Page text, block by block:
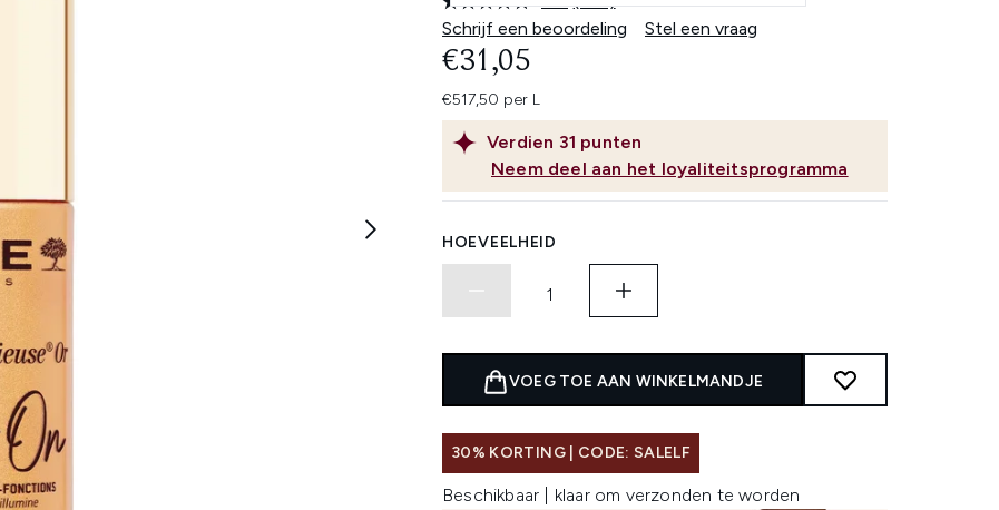
Lees
100
beoordelingen.
Schrijf een beoordeling
Stel een vraag
Verdien 31 punten
Neem deel aan het loyaliteitsprogramma
€31,05
€517,50 per L
HOEVEELHEID
VOEG TOE AAN WINKELMANDJE
30% KORTING | CODE: SALELF
Beschikbaar | klaar om verzonden te worden